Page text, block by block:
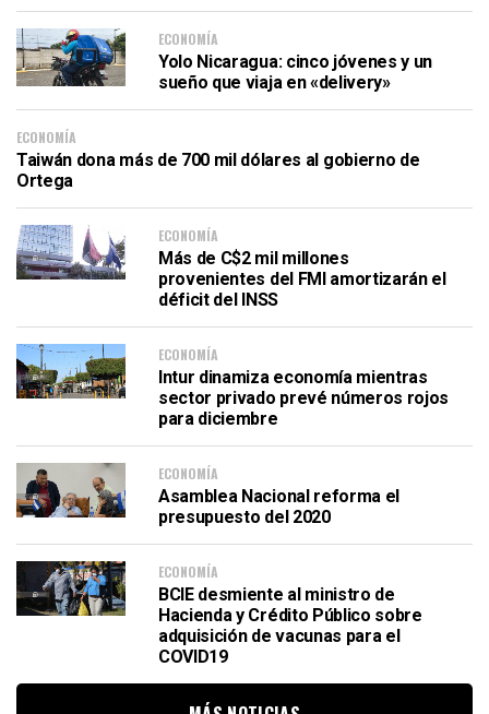
ECONOMÍA
Yolo Nicaragua: cinco jóvenes y un
sueño que viaja en «delivery»
ECONOMÍA
Taiwán dona más de 700 mil dólares al gobierno de
Ortega
ECONOMÍA
Más de C$2 mil millones
provenientes del FMI amortizarán el
déficit del INSS
ECONOMÍA
Intur dinamiza economía mientras
sector privado prevé números rojos
para diciembre
ECONOMÍA
Asamblea Nacional reforma el
presupuesto del 2020
ECONOMÍA
BCIE desmiente al ministro de
Hacienda y Crédito Público sobre
adquisición de vacunas para el
COVID19